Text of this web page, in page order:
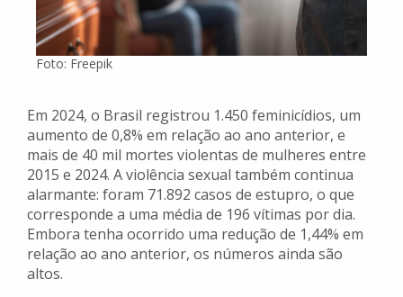
Foto: Freepik
Em 2024, o Brasil registrou 1.450 feminicídios, um
aumento de 0,8% em relação ao ano anterior, e
mais de 40 mil mortes violentas de mulheres entre
2015 e 2024. A violência sexual também continua
alarmante: foram 71.892 casos de estupro, o que
corresponde a uma média de 196 vítimas por dia.
Embora tenha ocorrido uma redução de 1,44% em
relação ao ano anterior, os números ainda são
altos.